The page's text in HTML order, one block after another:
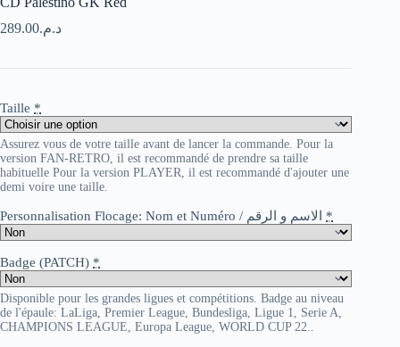
د.م.289.00
Taille *
Assurez vous de votre taille avant de lancer la commande. Pour la
version FAN-RETRO, il est recommandé de prendre sa taille
habituelle Pour la version PLAYER, il est recommandé d'ajouter une
demi voire une taille.
Personnalisation Flocage: Nom et Numéro / الاسم و الرقم *
Badge (PATCH) *
Disponible pour les grandes ligues et compétitions. Badge au niveau
de l'épaule: LaLiga, Premier League, Bundesliga, Ligue 1, Serie A,
CHAMPIONS LEAGUE, Europa League, WORLD CUP 22..